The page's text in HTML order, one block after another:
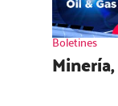
Boletines